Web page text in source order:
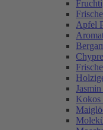
Apfel
Kokos